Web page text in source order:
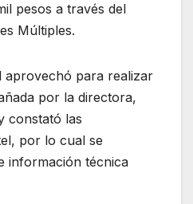
pesos a través del
Múltiples.
aprovechó para realizar
por la directora,
constató las
por lo cual se
información técnica